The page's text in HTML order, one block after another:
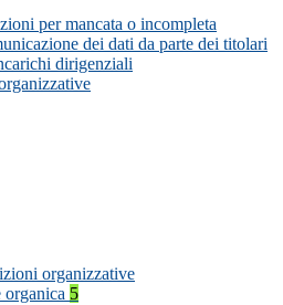
per mancata o incompleta
dei dati da parte dei titolari
dirigenziali
organizzative
5